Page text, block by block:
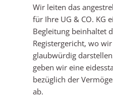
Wir leiten das
für Ihre UG & CO. KG
Begleitung beinhaltet
Registergericht, wo
glaubwürdig
geben wir eine
bezüglich der
ab.